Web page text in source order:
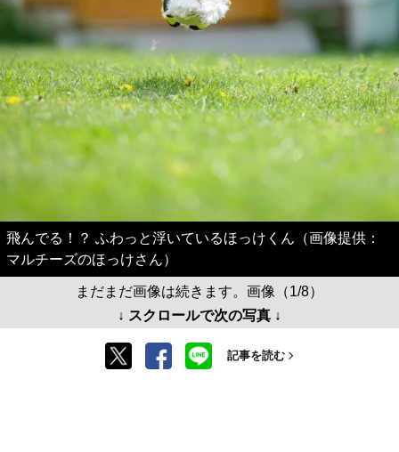
飛んでる！？ ふわっと浮いているほっけくん（画像提供：
マルチーズのほっけさん）
まだまだ画像は続きます。画像（1/8）
↓ スクロールで次の写真 ↓
記事を読む